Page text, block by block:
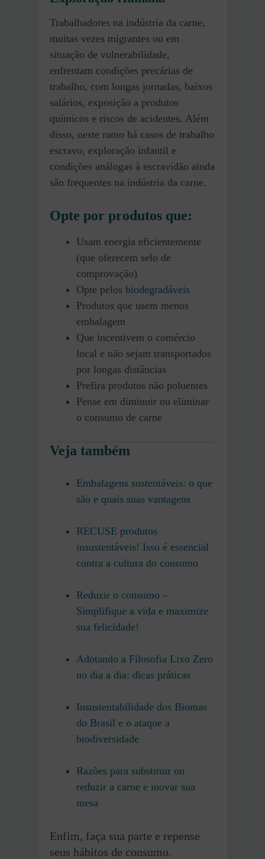
Trabalhadores na indústria da carne,
muitas vezes migrantes ou em
situação de vulnerabilidade,
enfrentam condições precárias de
trabalho, com longas jornadas, baixos
salários, exposição a produtos
químicos e riscos de acidentes. Além
disso, neste ramo há casos de trabalho
escravo, exploração infantil e
condições análogas à escravidão ainda
são frequentes na indústria da carne.
Opte por produtos que:
Usam energia eficientemente
(que oferecem selo de
comprovação)
Opte pelos biodegradáveis
Produtos que usem menos
embalagem
Que incentivem o comércio
local e não sejam transportados
por longas distâncias
Prefira produtos não poluentes
Pense em diminuir ou eliminar
o consumo de carne
Veja também
Embalagens sustentáveis: o que
são e quais suas vantagens
RECUSE produtos
insustentáveis! Isso é essencial
contra a cultura do consumo
Reduzir o consumo –
Simplifique a vida e maximize
sua felicidade!
Adotando a Filosofia Lixo Zero
no dia a dia: dicas práticas
Insustentabilidade dos Biomas
do Brasil e o ataque a
biodiversidade
Razões para substituir ou
reduzir a carne e inovar sua
mesa
Enfim, faça sua parte e repense
seus hábitos de consumo.